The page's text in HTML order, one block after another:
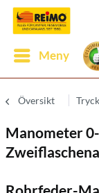
Meny
Översikt
Manometer